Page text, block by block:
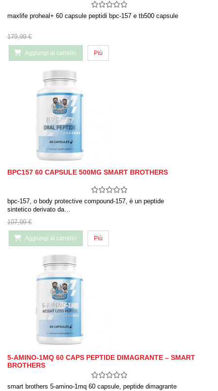
maxlife proheal+ 60 capsule peptidi bpc-157 e tb500 capsule
179,99 €
Aggiungi al carrello Più
BPC157 60 CAPSULE 500MG SMART BROTHERS
bpc-157, o body protective compound-157, è un peptide
sintetico derivato da…
107,99 €
Aggiungi al carrello Più
5-AMINO-1MQ 60 CAPS PEPTIDE DIMAGRANTE – SMART
BROTHERS
smart brothers 5-amino-1mq 60 capsule, peptide dimagrante